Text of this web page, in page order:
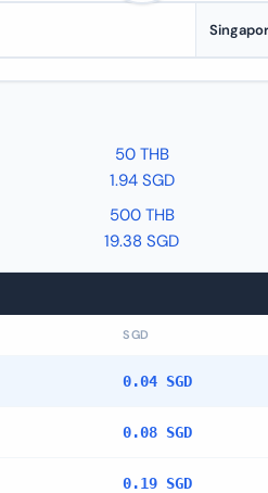
50 THB
1.94 SGD
500 THB
19.38 SGD
SGD
0.04 SGD
0.08 SGD
0.19 SGD